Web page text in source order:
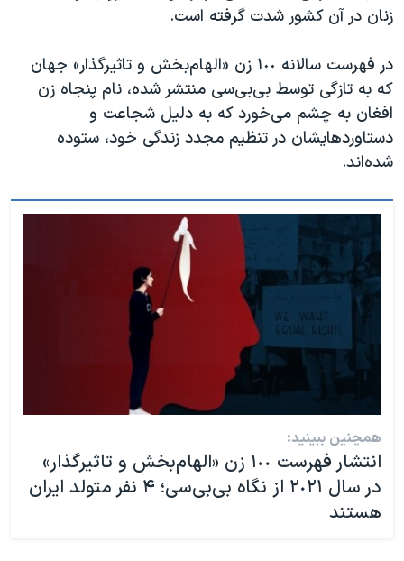
زنان در آن کشور شدت گرفته است.
در فهرست سالانه ١٠٠ زن «الهام‌بخش و تاثیرگذار» جهان
که به تازگی توسط بی‌بی‌سی منتشر شده، نام پنجاه زن
افغان به چشم می‌خورد که به دلیل شجاعت و
دستاوردهایشان در تنظیم مجدد زندگی خود، ستوده
شده‌اند.
همچنین ببینید:
انتشار فهرست ١٠٠ زن «الهام‌بخش و تاثیرگذار»
در سال ٢٠٢١ از نگاه بی‌بی‌سی؛ ۴ نفر متولد ایران
هستند